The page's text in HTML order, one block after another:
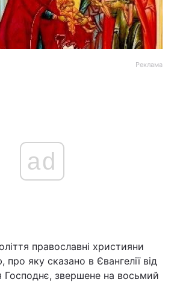
Реклама
ad
православні християни
про яку сказано в Євангелії від
Господнє, звершене на восьмий